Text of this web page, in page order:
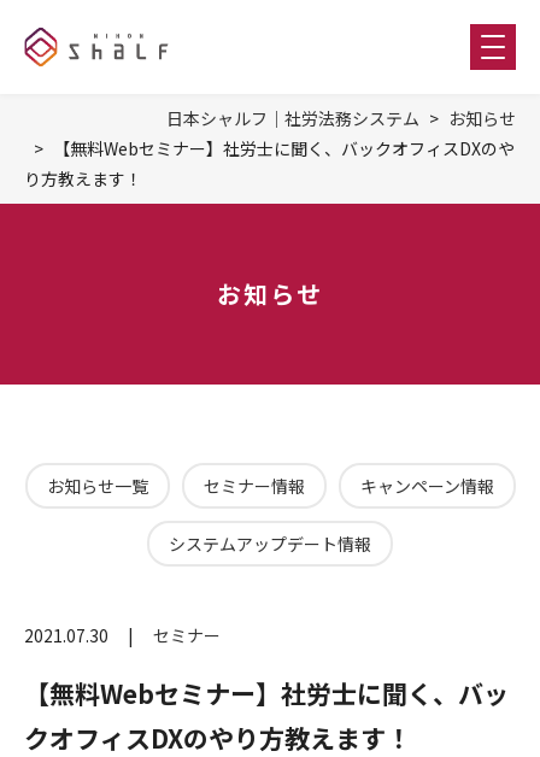
日本シャルフ｜社労法務システム
お知らせ
【無料Webセミナー】社労士に聞く、バックオフィスDXのや
り方教えます！
お知らせ
お知らせ一覧 セミナー情報 キャンペーン情報
システムアップデート情報
2021.07.30 セミナー
【無料Webセミナー】社労士に聞く、バッ
クオフィスDXのやり方教えます！